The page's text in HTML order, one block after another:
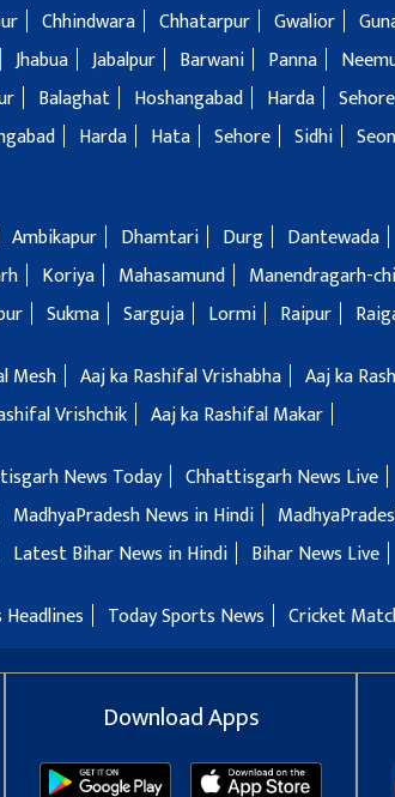
Chhindwara Chhatarpur Gwalior
Jhabua Jabalpur Barwani Panna
Balaghat Hoshangabad Harda Sehore
Harda Hata Sehore Sidhi
Ambikapur Dhamtari Durg Dantewada
Koriya Mahasamund Manendragarh-
Sukma Sarguja Lormi Raipur
Mesh Aaj ka Rashifal Vrishabha Aaj ka
Vrishchik Aaj ka Rashifal Makar
News Today Chhattisgarh News Live
MadhyaPradesh News in Hindi
Latest Bihar News in Hindi Bihar News Live
Today Sports News Cricket
Download Apps